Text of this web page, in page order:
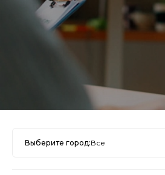
Выберите город:Все